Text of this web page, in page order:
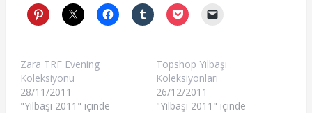
Zara TRF Evening
Koleksiyonu
28/11/2011
"Yılbaşı 2011" içinde
Topshop Yılbaşı
Koleksiyonları
26/12/2011
"Yılbaşı 2011" içinde